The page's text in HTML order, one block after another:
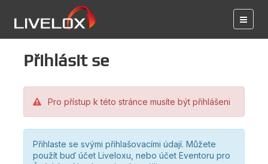
Přihlásit se
Pro přístup k této stránce musíte být přihlášeni
Přihlaste se svými přihlašovacími údají. Můžete
použít buď účet Liveloxu, nebo účet Eventoru pro